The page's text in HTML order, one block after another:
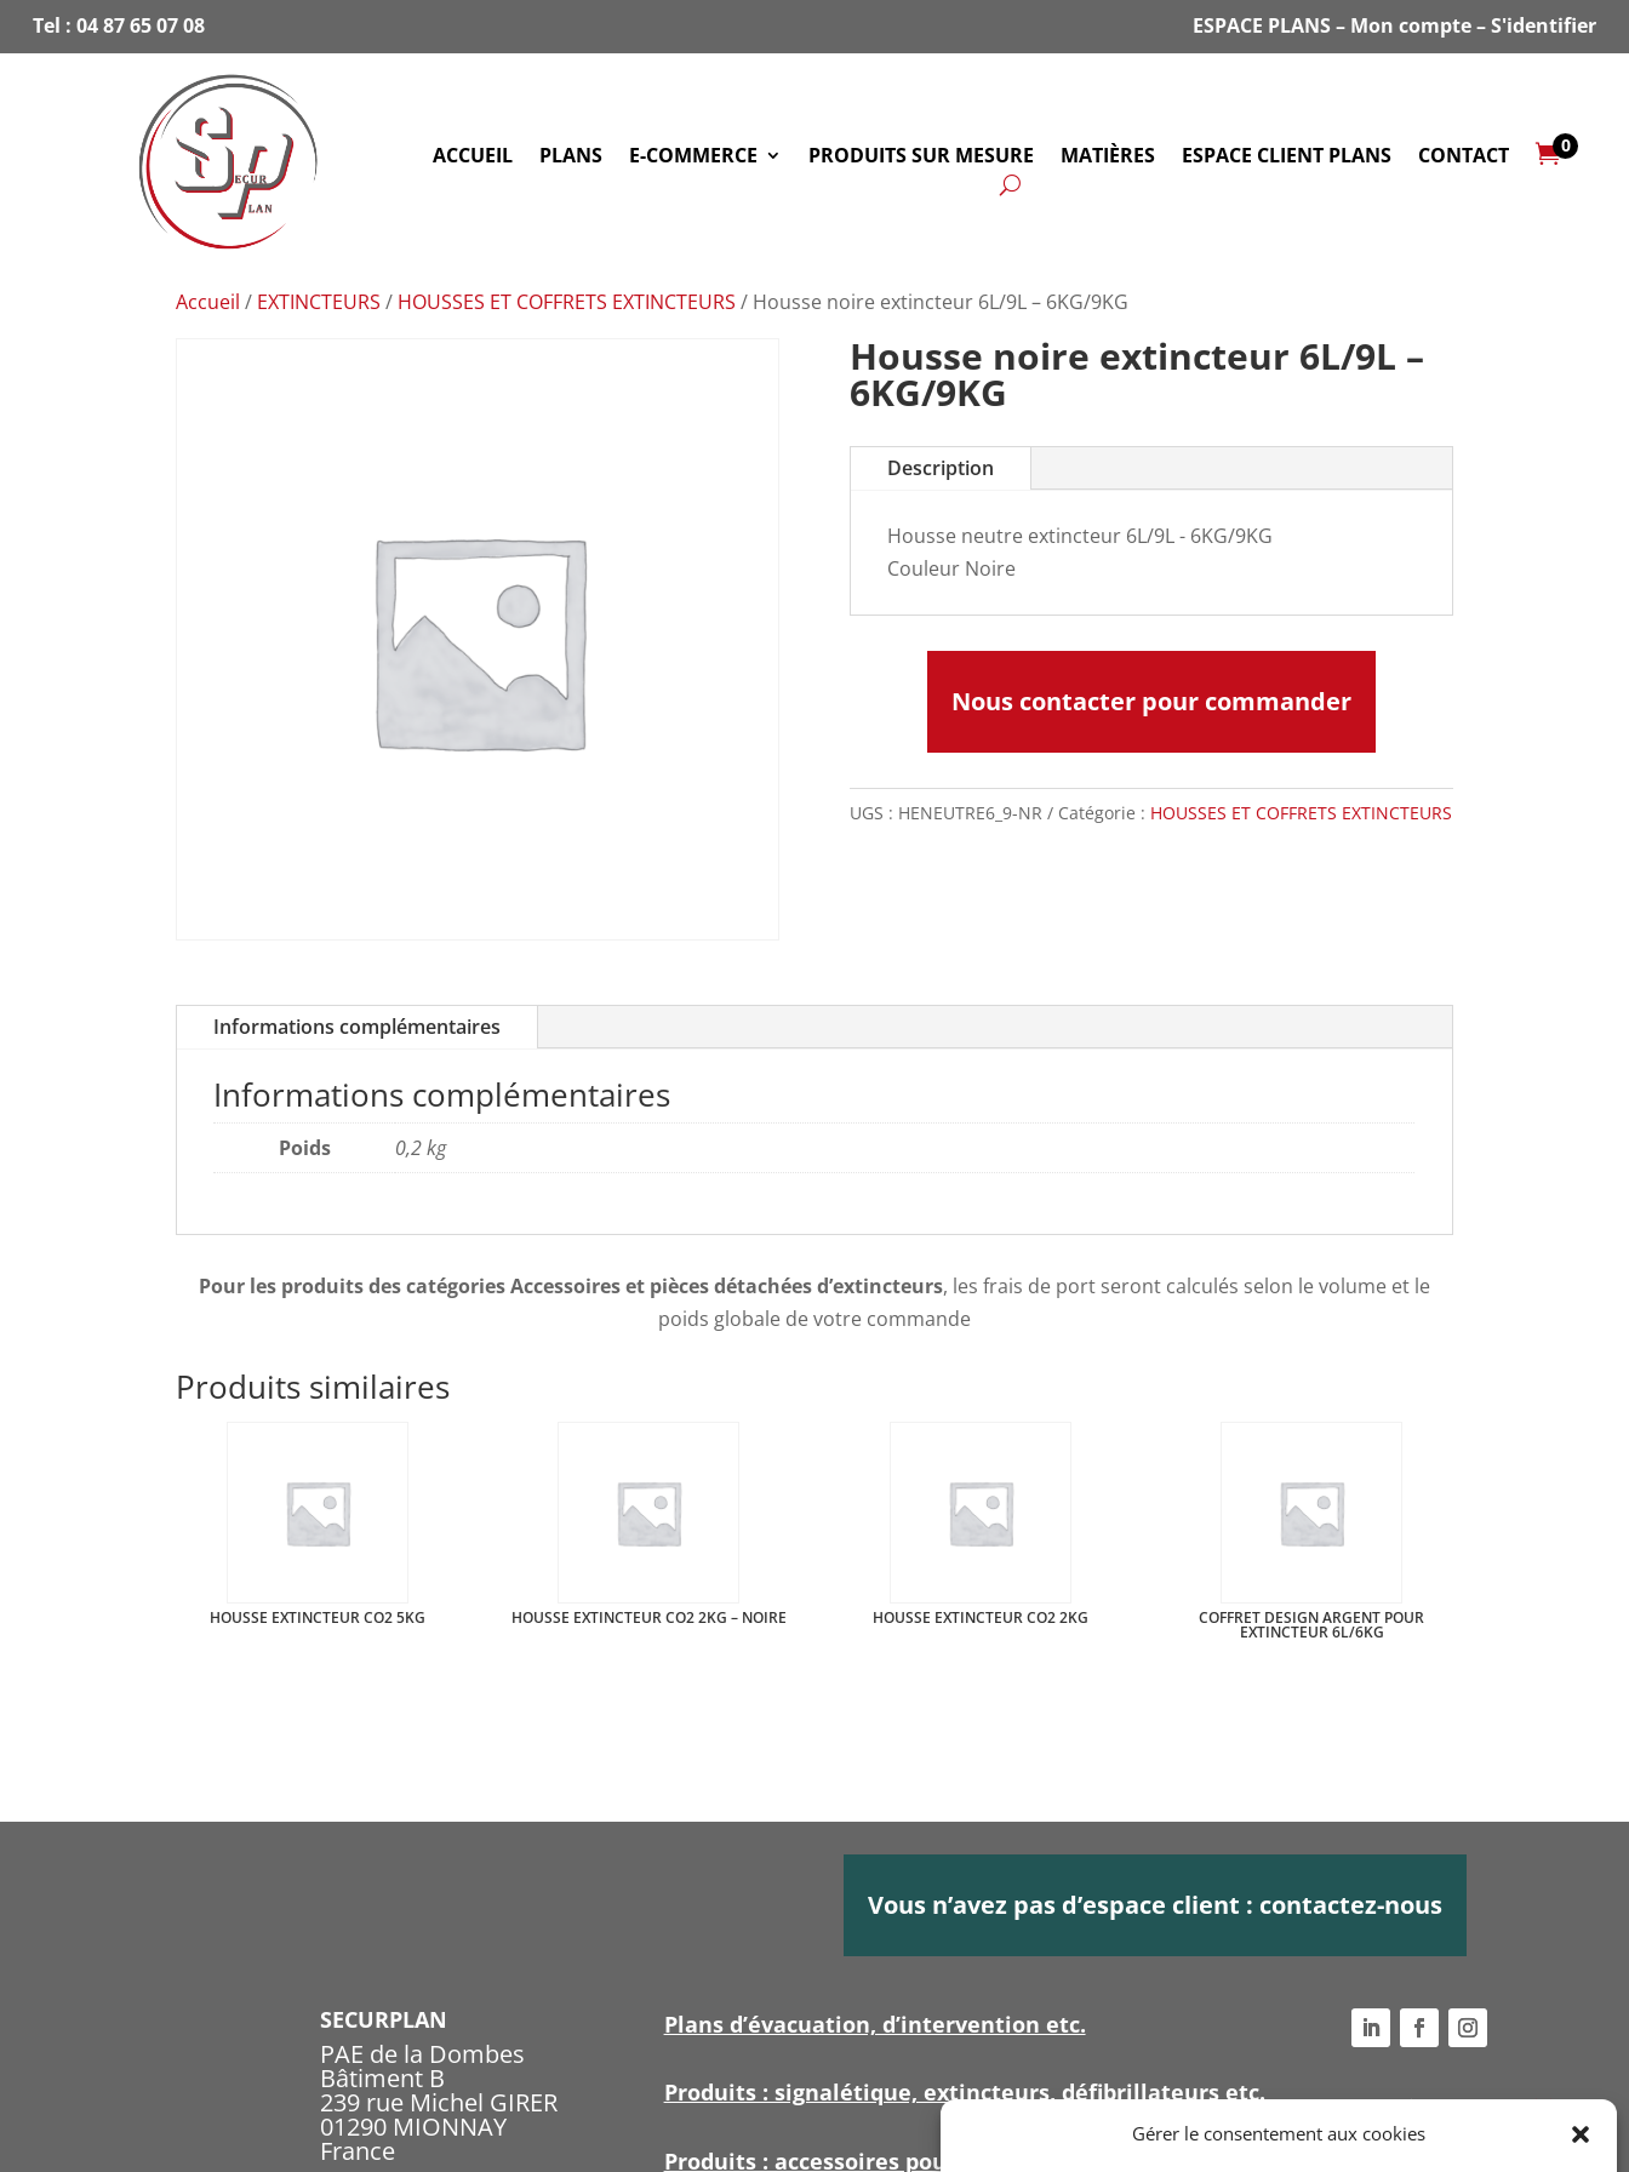
Gérer le consentement aux cookies
Tel : 04 87 65 07 08 ESPACE PLANS– Mon compte–S'identifier
ACCUEIL PLANS E-COMMERCE PRODUITS SUR MESURE MATIÈRES ESPACE CLIENT PLANS CONTACT 0
Accueil / EXTINCTEURS / HOUSSES ET COFFRETS EXTINCTEURS / Housse noire extincteur 6L/9L – 6KG/9KG
Housse noire extincteur 6L/9L –
6KG/9KG
Description
Housse neutre extincteur 6L/9L - 6KG/9KG
Couleur Noire
Nous contacter pour commander
UGS : HENEUTRE6_9-NR Catégorie : HOUSSES ET COFFRETS EXTINCTEURS
Informations complémentaires
Informations complémentaires
Poids 0,2 kg
Pour les produits des catégories Accessoires et pièces détachées d’extincteurs, les frais de port seront calculés selon le volume et le
poids globale de votre commande
Produits similaires
HOUSSE EXTINCTEUR CO2 5KG HOUSSE EXTINCTEUR CO2 2KG – NOIRE HOUSSE EXTINCTEUR CO2 2KG COFFRET DESIGN ARGENT POUR
EXTINCTEUR 6L/6KG
Vous n’avez pas d’espace client : contactez-nous
SECURPLAN
PAE de la Dombes
Bâtiment B
239 rue Michel GIRER
01290 MIONNAY
France
Plans d’évacuation, d’intervention etc.
Produits : signalétique, extincteurs, défibrillateurs etc.
Produits : accessoires pour signalétique
Voir nosconditions
générales de ventes